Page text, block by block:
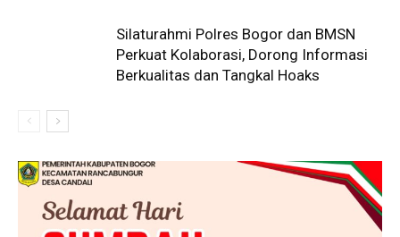
Silaturahmi Polres Bogor dan BMSN
Perkuat Kolaborasi, Dorong Informasi
Berkualitas dan Tangkal Hoaks